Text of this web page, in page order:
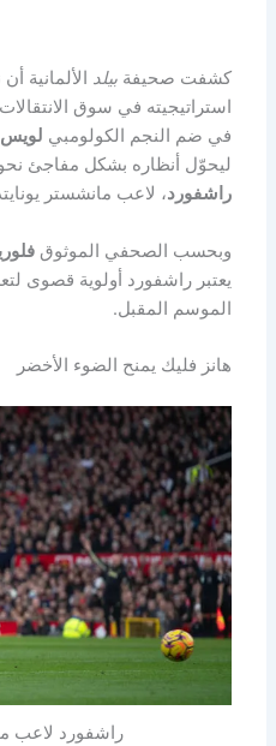
كشفت صحيفةبيلد الألمانية
استراتيجيته في سوق
في ضم النجم الكولومبي لويس
ليحوّل أنظاره بشكل مفاجئ
راشفورد، لاعب مانشستر
وبحسب الصحفي الموثوق
يعتبر راشفورد أولوية قصوى
الموسم المقبل.
هانز فليك يمنح الضوء الأخضر
راشفورد لاعب